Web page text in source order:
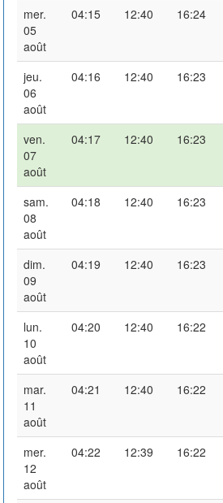
mer.
05
août
04:15 12:40 16:24
jeu.
06
août
04:16 12:40 16:23
ven.
07
août
04:17 12:40 16:23
sam.
08
août
04:18 12:40 16:23
dim.
09
août
04:19 12:40 16:23
lun.
10
août
04:20 12:40 16:22
mar.
11
août
04:21 12:40 16:22
mer.
12
août
04:22 12:39 16:22